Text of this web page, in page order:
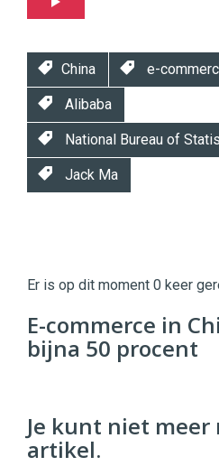
China e-
Alibaba
National Bureau of
Jack Ma
|
Digital
Commercehttps://
9654
Er is op dit moment 0 keer
E-commerce in
bijna 50 procent
Je kunt niet
artikel.